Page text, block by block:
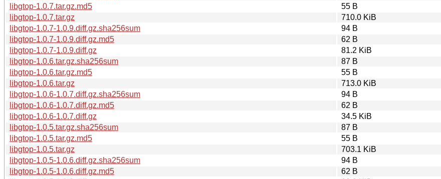
libgtop-1.0.7.tar.gz.md5
55 B
libgtop-1.0.7.tar.gz
710.0 KiB
libgtop-1.0.7-1.0.9.diff.gz.sha256sum
94 B
libgtop-1.0.7-1.0.9.diff.gz.md5
62 B
libgtop-1.0.7-1.0.9.diff.gz
81.2 KiB
libgtop-1.0.6.tar.gz.sha256sum
87 B
libgtop-1.0.6.tar.gz.md5
55 B
libgtop-1.0.6.tar.gz
713.0 KiB
libgtop-1.0.6-1.0.7.diff.gz.sha256sum
94 B
libgtop-1.0.6-1.0.7.diff.gz.md5
62 B
libgtop-1.0.6-1.0.7.diff.gz
34.5 KiB
libgtop-1.0.5.tar.gz.sha256sum
87 B
libgtop-1.0.5.tar.gz.md5
55 B
libgtop-1.0.5.tar.gz
703.1 KiB
libgtop-1.0.5-1.0.6.diff.gz.sha256sum
94 B
libgtop-1.0.5-1.0.6.diff.gz.md5
62 B